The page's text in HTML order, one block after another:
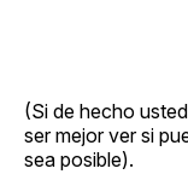
(Si de hecho
ser mejor ver si
sea posible).